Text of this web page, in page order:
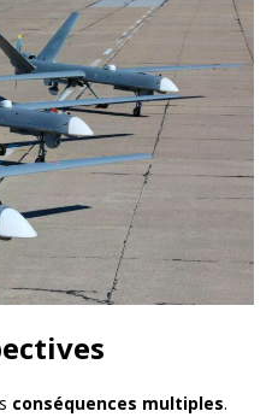
conséquences multiples.